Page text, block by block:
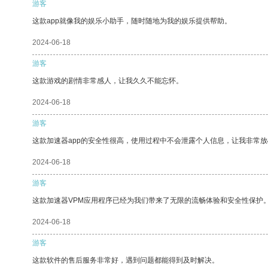
游客
这款app就像我的娱乐小助手，随时随地为我的娱乐提供帮助。
2024-06-18
游客
这款游戏的剧情非常感人，让我久久不能忘怀。
2024-06-18
游客
这款加速器app的安全性很高，使用过程中不会泄露个人信息，让我非常
2024-06-18
游客
这款加速器VPM应用程序已经为我们带来了无限的流畅体验和安全性保护
2024-06-18
游客
这款软件的售后服务非常好，遇到问题都能得到及时解决。